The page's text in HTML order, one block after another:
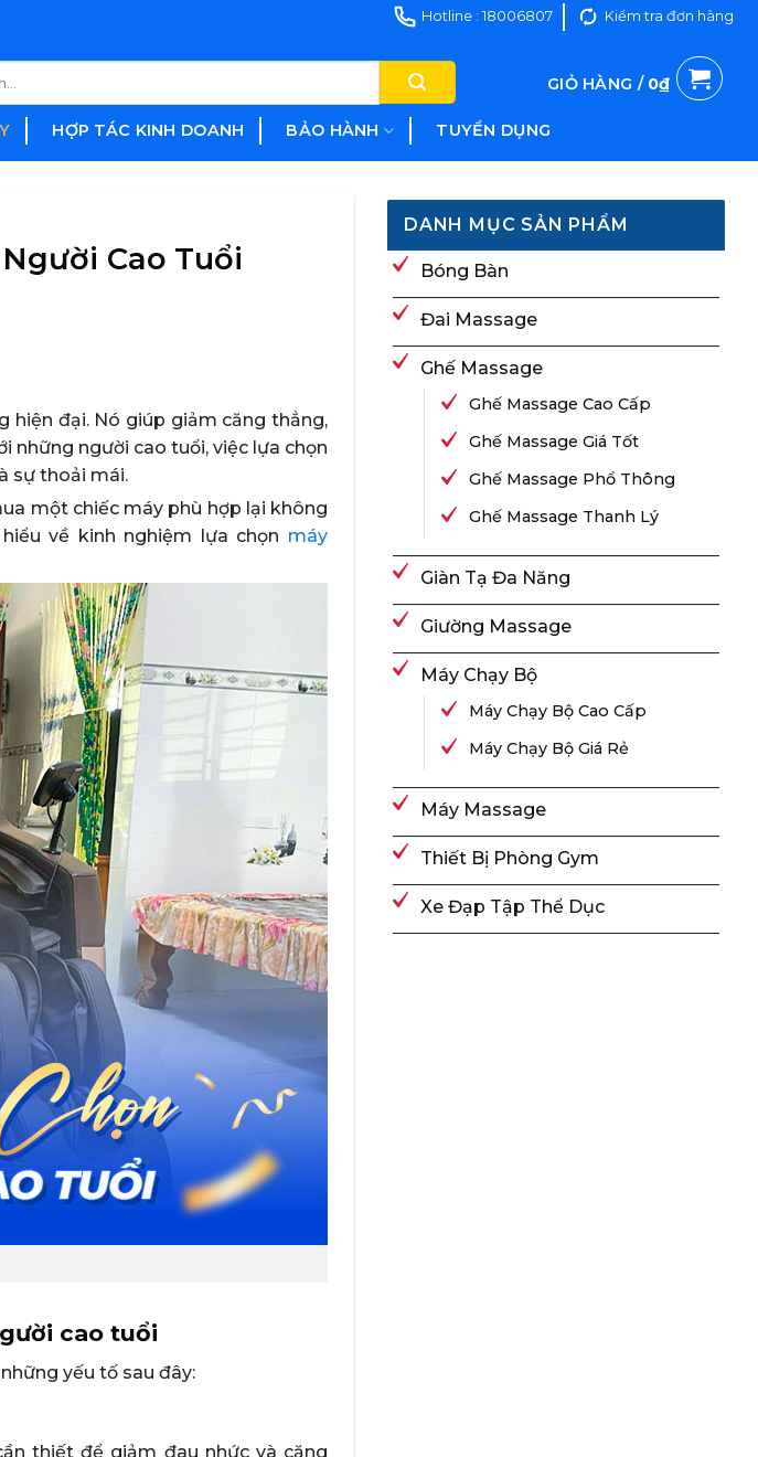
Hotline : 18006807 Kiểm tra đơn hàng
HỢP TÁC KINH DOANH BẢO HÀNH TUYỂN DỤNG
GIỎ HÀNG / 0₫
Cao Tuổi
đại. Nó giúp giảm căng thẳng,
những người cao tuổi, việc lựa chọn
sự thoải mái.
một chiếc máy phù hợp lại không
về kinh nghiệm lựa chọn máy
cao tuổi
yếu tố sau đây:
thiết để giảm đau nhức và căng
DANH MỤC SẢN PHẨM
Bóng Bàn
Đai Massage
Ghế Massage
Ghế Massage Cao Cấp
Ghế Massage Giá Tốt
Ghế Massage Phổ Thông
Ghế Massage Thanh Lý
Giàn Tạ Đa Năng
Giường Massage
Máy Chạy Bộ
Máy Chạy Bộ Cao Cấp
Máy Chạy Bộ Giá Rẻ
Máy Massage
Thiết Bị Phòng Gym
Xe Đạp Tập Thể Dục